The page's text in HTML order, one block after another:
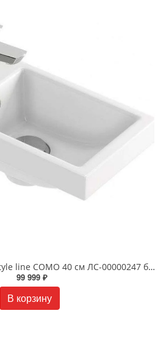
Раковина мебельная Style line СОМО 40 см ЛС-00000247 белая
99 999 ₽
В корзину